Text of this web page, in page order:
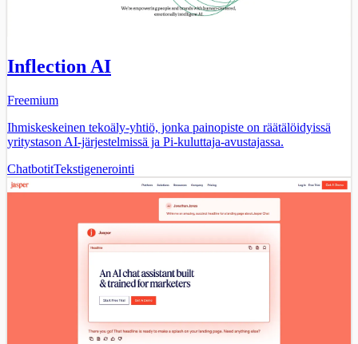
Inflection AI
Freemium
Ihmiskeskeinen tekoäly-yhtiö, jonka painopiste on räätälöidyissä
yritystason AI-järjestelmissä ja Pi-kuluttaja-avustajassa.
ChatbotitTekstigenerointi